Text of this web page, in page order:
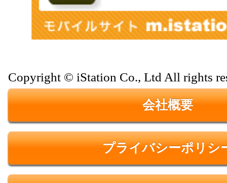
Copyright © iStation Co., Ltd All rights
会社概要
プライバシーポリシ